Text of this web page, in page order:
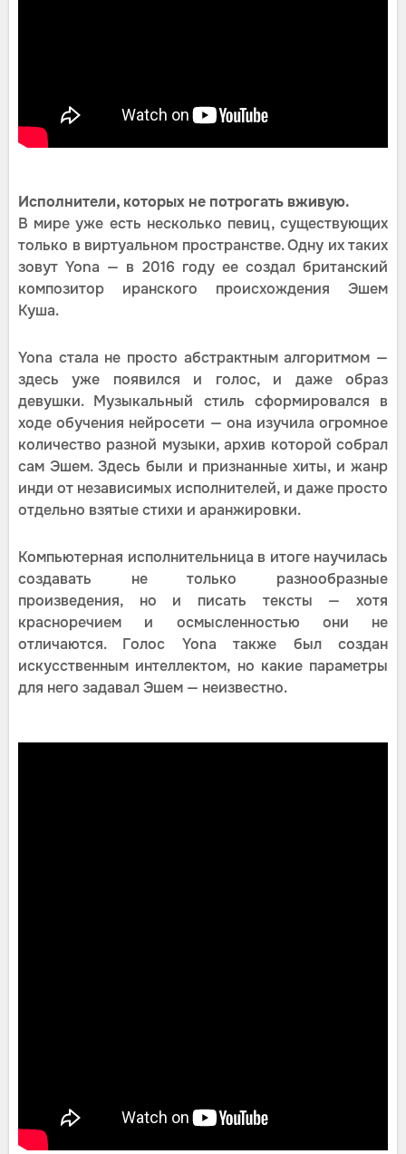
Исполнители, которых не потрогать вживую.
В мире уже есть несколько певиц, существующих
только в виртуальном пространстве. Одну их таких
зовут Yona — в 2016 году ее создал британский
композитор иранского происхождения Эшем
Куша.
Yona стала не просто абстрактным алгоритмом —
здесь уже появился и голос, и даже образ
девушки. Музыкальный стиль сформировался в
ходе обучения нейросети — она изучила огромное
количество разной музыки, архив которой собрал
сам Эшем. Здесь были и признанные хиты, и жанр
инди от независимых исполнителей, и даже просто
отдельно взятые стихи и аранжировки.
Компьютерная исполнительница в итоге научилась
создавать не только разнообразные
произведения, но и писать тексты — хотя
красноречием и осмысленностью они не
отличаются. Голос Yona также был создан
искусственным интеллектом, но какие параметры
для него задавал Эшем — неизвестно.